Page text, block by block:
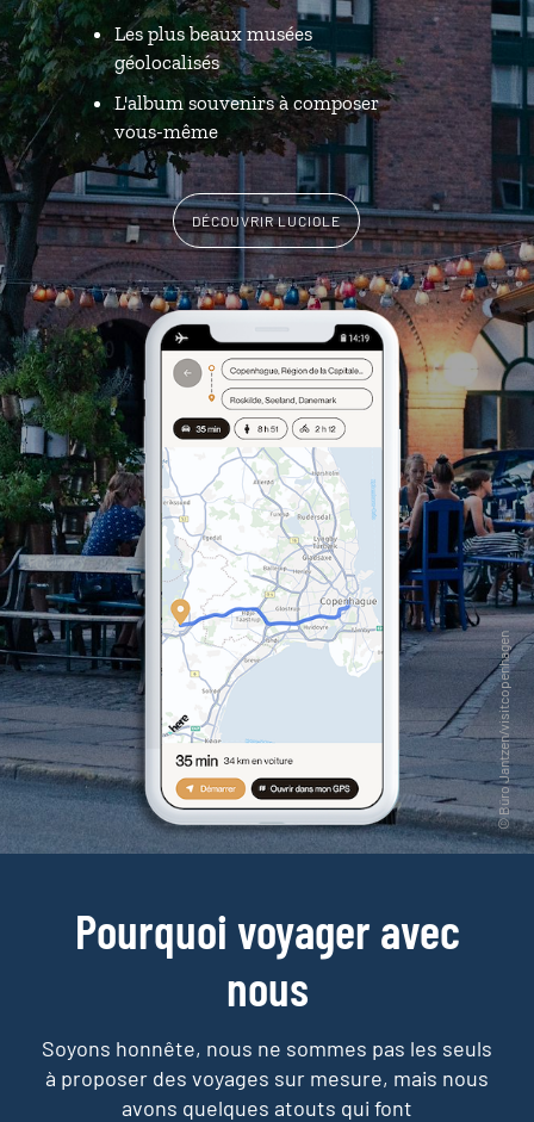
Les plus beaux musées
géolocalisés
L'album souvenirs à composer
vous-même
DÉCOUVRIR LUCIOLE
Pourquoi voyager avec
nous
Soyons honnête, nous ne sommes pas les seuls
à proposer des voyages sur mesure, mais nous
avons quelques atouts qui font